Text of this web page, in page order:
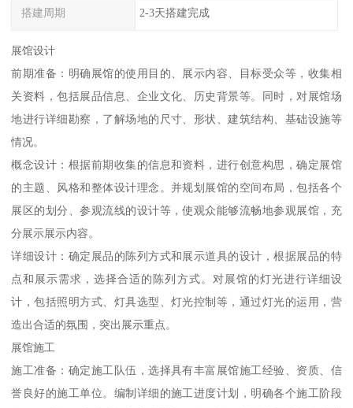
搭建周期 2-3天搭建完成
展馆设计
前期准备：明确展馆的使用目的、展示内容、目标受众等，收集相
关资料，包括展品信息、企业文化、历史背景等。同时，对展馆场
地进行详细勘察，了解场地的尺寸、形状、建筑结构、基础设施等
情况。
概念设计：根据前期收集的信息和资料，进行创意构思，确定展馆
的主题、风格和整体设计理念。并规划展馆的空间布局，包括各个
展区的划分、参观流线的设计等，使观众能够流畅地参观展馆，充
分展示展示内容。
详细设计：确定展品的陈列方式和展示道具的设计，根据展品的特
点和展示需求，选择合适的陈列方式。对展馆的灯光进行详细设
计，包括照明方式、灯具选型、灯光控制等，通过灯光的运用，营
造出合适的氛围，突出展示重点。
展馆施工
施工准备：确定施工队伍，选择具有丰富展馆施工经验、资质、信
誉良好的施工单位。编制详细的施工进度计划，明确各个施工阶段